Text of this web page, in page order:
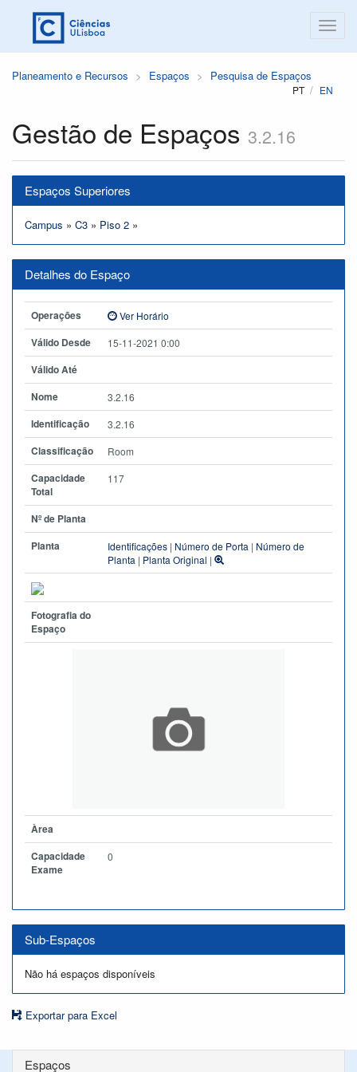
Planeamento e Recursos Espaços Pesquisa de Espaços
PT EN
Gestão de Espaços 3.2.16
Espaços Superiores
Campus » C3 » Piso 2 »
Detalhes do Espaço
Operações Ver Horário
Válido Desde 15-11-2021 0:00
Válido Até
Nome
3.2.16
Identificação 3.2.16
Classificação Room
Capacidade
Total
117
Nº de Planta
Planta
Identificações | Número de Porta | Número de
Planta | Planta Original |
Fotografia do
Espaço
Àrea
Capacidade
Exame
0
Sub-Espaços
Não há espaços disponíveis
Exportar para Excel
Espaços